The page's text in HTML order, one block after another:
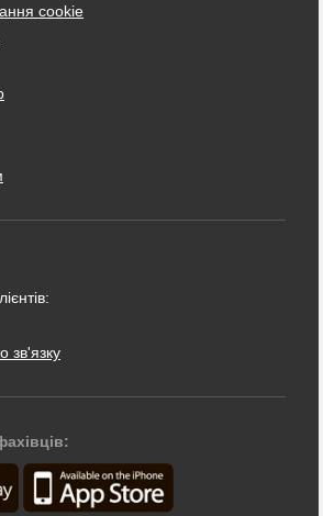
cookie
зв'язку